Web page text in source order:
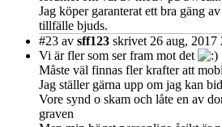
Jag köper garanterat ett bra gäng
tillfälle bjuds.
#23 av sff123 skrivet 26 aug, 2017
Vi är fler som ser fram mot det
Måste väl finnas fler krafter att
Jag ställer gärna upp om jag kan
Vore synd o skam och låte en av
graven